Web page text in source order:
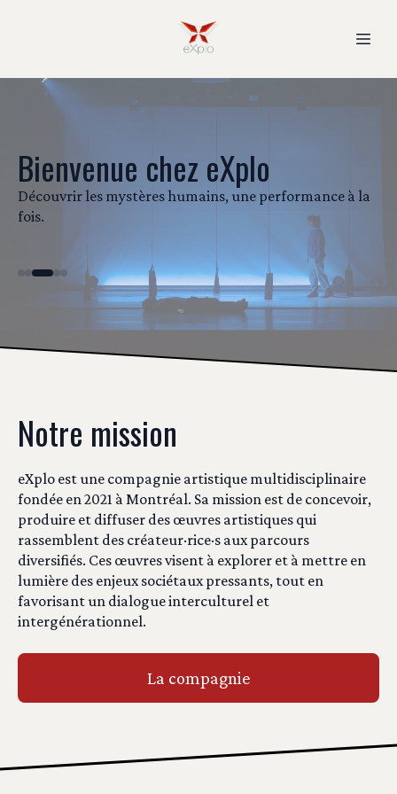
Bienvenue chez eXplo
Découvrir les mystères humains, une performance à la
fois.
Notre mission
eXplo est une compagnie artistique multidisciplinaire
fondée en 2021 à Montréal. Sa mission est de concevoir,
produire et diffuser des œuvres artistiques qui
rassemblent des créateur·rice·s aux parcours
diversifiés. Ces œuvres visent à explorer et à mettre en
lumière des enjeux sociétaux pressants, tout en
favorisant un dialogue interculturel et
intergénérationnel.
La compagnie